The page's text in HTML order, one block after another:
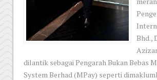
Bhd.,
dilantik sebagai Pengarah Bukan Bebas
System Berhad (MPay) seperti